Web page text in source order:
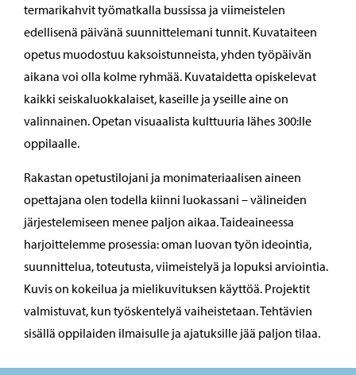
termarikahvit työmatkalla bussissa ja viimeistelen
edellisenä päivänä suunnittelemani tunnit. Kuvataiteen
opetus muodostuu kaksoistunneista, yhden työpäivän
aikana voi olla kolme ryhmää. Kuvataidetta opiskelevat
kaikki seiskaluokkalaiset, kaseille ja yseille aine on
valinnainen. Opetan visuaalista kulttuuria lähes 300:lle
oppilaalle.
Rakastan opetustilojani ja monimateriaalisen aineen
opettajana olen todella kiinni luokassani – välineiden
järjestelemiseen menee paljon aikaa. Taideaineessa
harjoittelemme prosessia: oman luovan työn ideointia,
suunnittelua, toteutusta, viimeistelyä ja lopuksi arviointia.
Kuvis on kokeilua ja mielikuvituksen käyttöä. Projektit
valmistuvat, kun työskentelyä vaiheistetaan. Tehtävien
sisällä oppilaiden ilmaisulle ja ajatuksille jää paljon tilaa.